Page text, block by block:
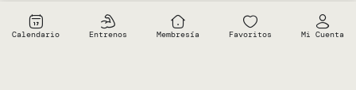
Clases en
el Studio
Política
Cookies
Calendario Entrenos Membresía Favoritos Mi Cuenta